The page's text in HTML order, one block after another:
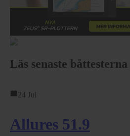
Läs senaste båttesterna
24 Jul
Allures 51.9